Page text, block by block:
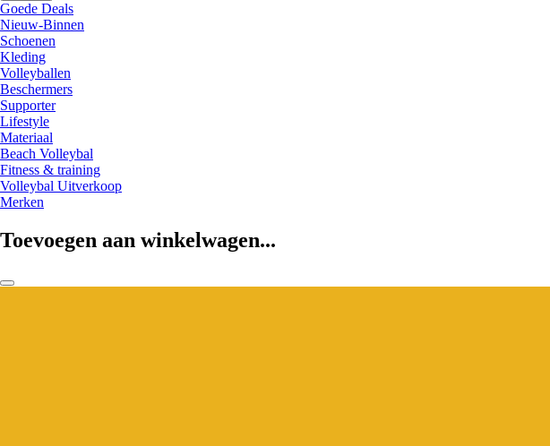
Goede Deals
Nieuw-Binnen
Schoenen
Kleding
Volleyballen
Beschermers
Supporter
Lifestyle
Materiaal
Beach Volleybal
Fitness & training
Volleybal Uitverkoop
Merken
Toevoegen aan winkelwagen...